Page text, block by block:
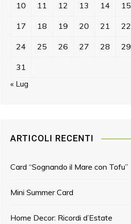
10 11 12 13 14 15
17 18 19 20 21 22
24 25 26 27 28 29
31
« Lug
ARTICOLI RECENTI
Card “Sognando il Mare con Tofu”
Mini Summer Card
Home Decor: Ricordi d’Estate